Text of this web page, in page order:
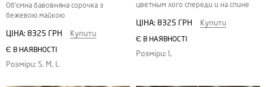
Об'ємна бавовняна сорочка з
бежевою майкою
ЦІНА: 8325 ГРН Купити
Є В НАЯВНОСТІ
Розміри: S, M, L
цветным лого спереди и на спине
ЦІНА: 8325 ГРН Купити
Є В НАЯВНОСТІ
Розміри: L